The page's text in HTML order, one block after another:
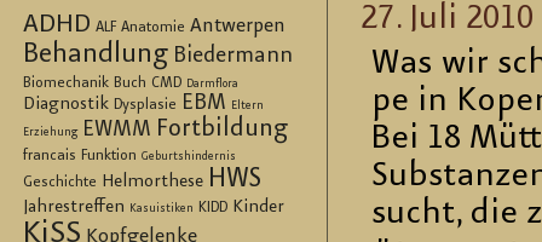
ADHD ALF Anatomie Antwerpen
Behandlung Biedermann
Biomechanik Buch CMD Darmflora
Diagnostik Dysplasie EBM Eltern
Erziehung EWMM Fortbildung
francais Funktion Geburtshindernis
Geschichte Helmorthese HWS
Jahrestreffen Kasuistiken KIDD Kinder
27. Juli 2010
Was wir
pe in
Bei 18
sucht, die